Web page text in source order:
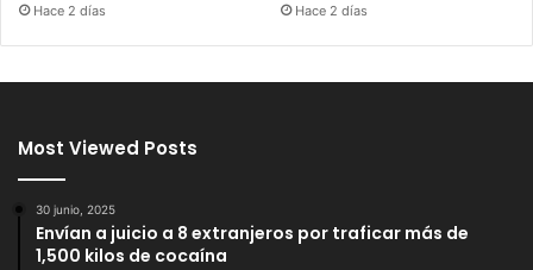
Hace 2 días Hace 2 días
Most Viewed Posts
30 junio, 2025
Envían a juicio a 8 extranjeros por traficar más de
1,500 kilos de cocaína